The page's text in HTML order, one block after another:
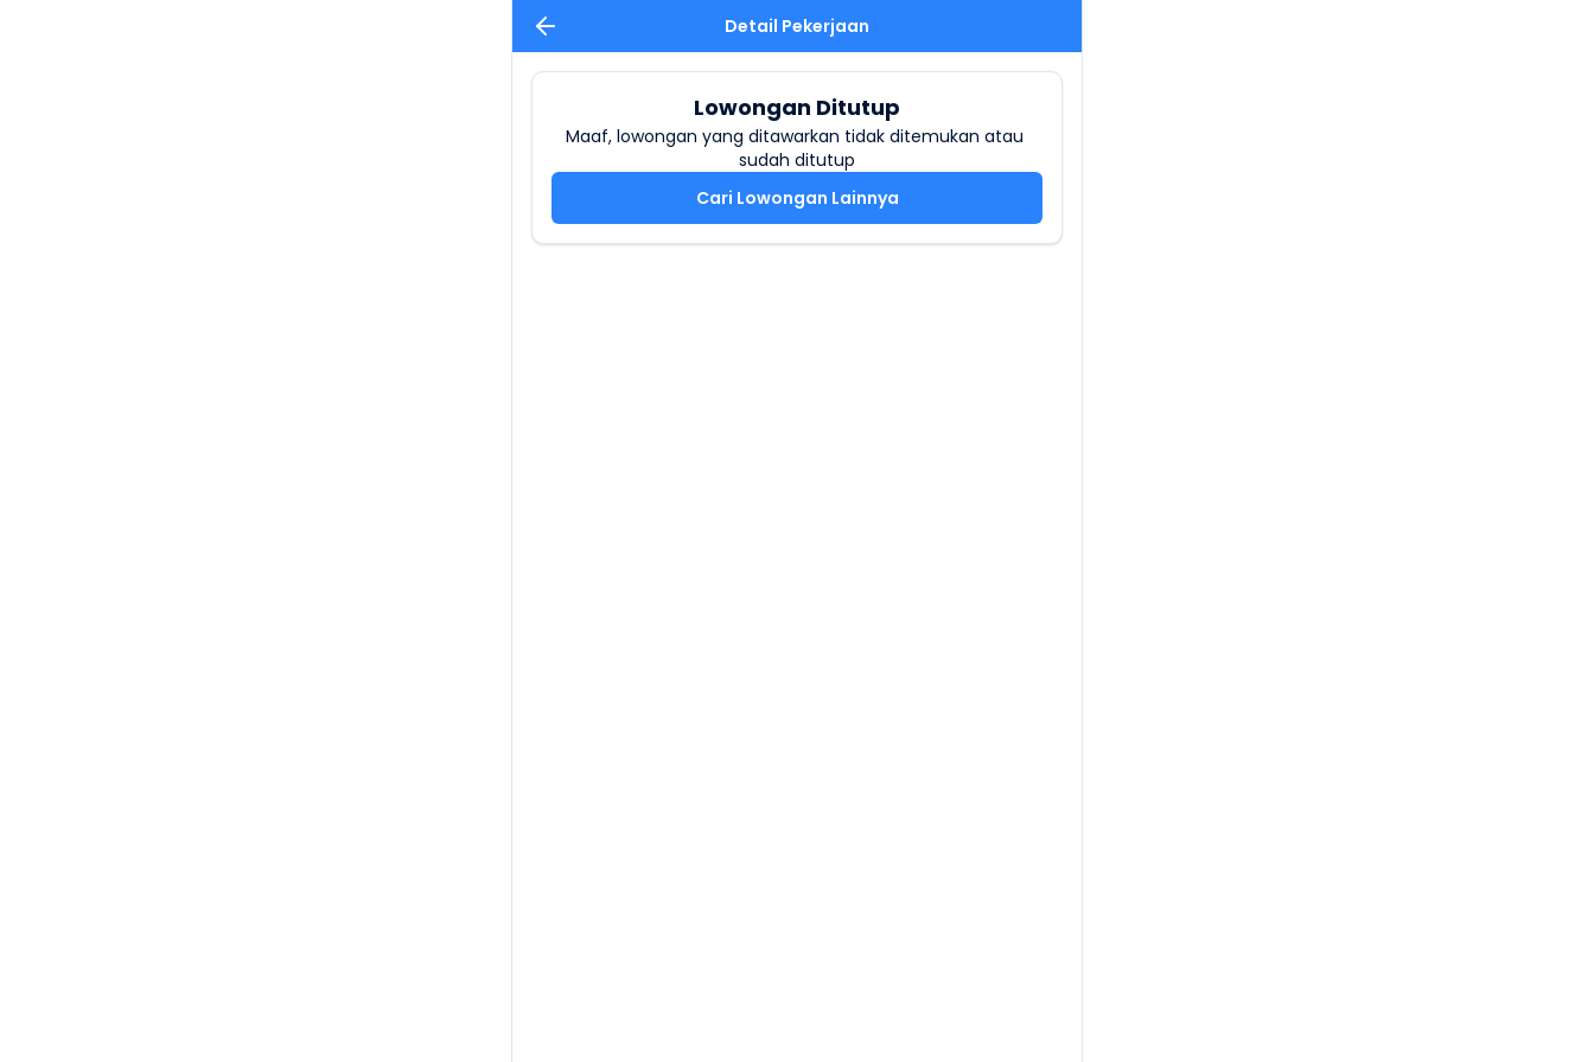
Detail Pekerjaan
Lowongan Ditutup
Maaf, lowongan yang ditawarkan tidak ditemukan atau
sudah ditutup
Cari Lowongan Lainnya